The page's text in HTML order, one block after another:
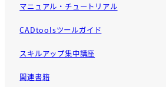
マニュアル・チュートリアル
CADtoolsツールガイド
スキルアップ集中講座
関連書籍